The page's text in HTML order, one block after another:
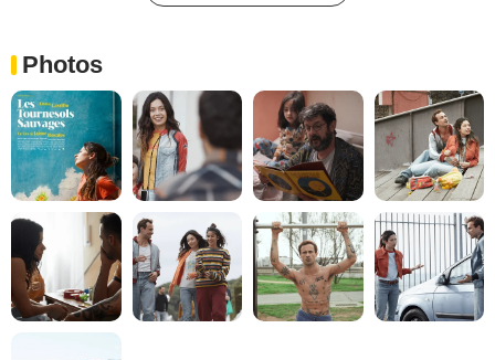
Photos